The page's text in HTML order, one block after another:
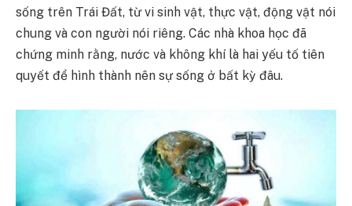
sống trên Trái Đất, từ vi sinh vật, thực vật, động vật nói
chung và con người nói riêng. Các nhà khoa học đã
chứng minh rằng, nước và không khí là hai yếu tố tiên
quyết để hình thành nên sự sống ở bất kỳ đâu.